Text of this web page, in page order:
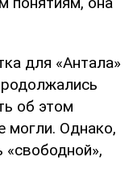
для «Антала»
об этом
могли. Однако,
«свободной»,